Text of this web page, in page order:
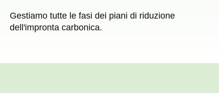
Gestiamo tutte le fasi dei piani di riduzione
dell'impronta carbonica.